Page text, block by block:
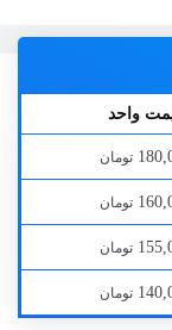
واحد
تومان
تومان
تومان
تومان